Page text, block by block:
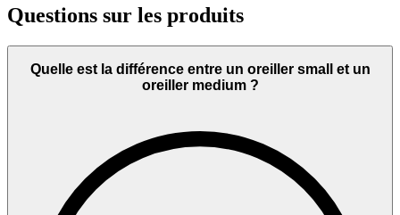
Questions sur les produits
Quelle est la différence entre un oreiller small et un
oreiller medium ?